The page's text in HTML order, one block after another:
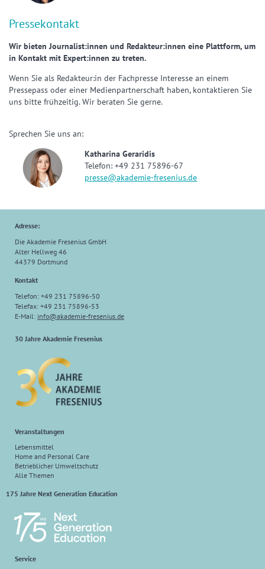
Pressekontakt
Wir bieten Journalist:innen und Redakteur:innen eine Plattform, um
in Kontakt mit Expert:innen zu treten.
Wenn Sie als Redakteur:in der Fachpresse Interesse an einem
Pressepass oder einer Medienpartnerschaft haben, kontaktieren Sie
uns bitte frühzeitig. Wir beraten Sie gerne.
Sprechen Sie uns an:
Katharina Geraridis
Telefon: +49 231 75896-67
presse@akademie-fresenius.de
Adresse:
Die Akademie Fresenius GmbH
Alter Hellweg 46
44379 Dortmund
Kontakt
Telefon: +49 231 75896-50
Telefax: +49 231 75896-53
E-Mail: info@akademie-fresenius.de
30 Jahre Akademie Fresenius
Veranstaltungen
Lebensmittel
Home and Personal Care
Betrieblicher Umweltschutz
Alle Themen
175 Jahre Next Generation Education
Service